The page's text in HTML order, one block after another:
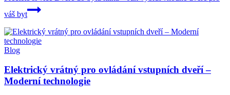
váš byt
Blog
Elektrický vrátný pro ovládání vstupních dveří –
Moderní technologie